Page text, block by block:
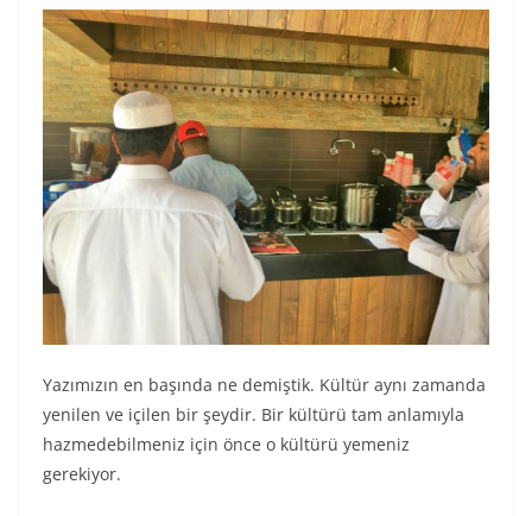
Yazımızın en başında ne demiştik. Kültür aynı zamanda
yenilen ve içilen bir şeydir. Bir kültürü tam anlamıyla
hazmedebilmeniz için önce o kültürü yemeniz
gerekiyor.